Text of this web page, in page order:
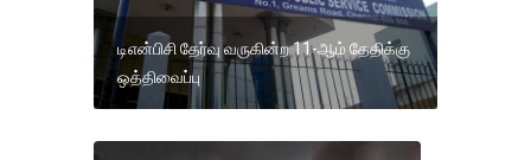
டிஎன்பிசி தேர்வு வருகின்ற 11-ஆம் தேதிக்கு
ஒத்திவைப்பு